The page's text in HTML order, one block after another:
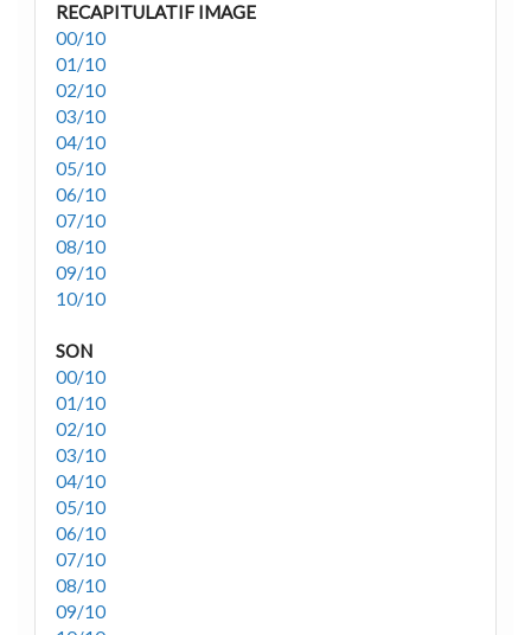
RECAPITULATIF IMAGE
00/10
01/10
02/10
03/10
04/10
05/10
06/10
07/10
08/10
09/10
10/10
SON
00/10
01/10
02/10
03/10
04/10
05/10
06/10
07/10
08/10
09/10